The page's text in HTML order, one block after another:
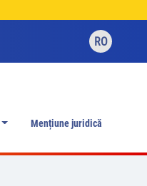
RO
Mențiune juridică